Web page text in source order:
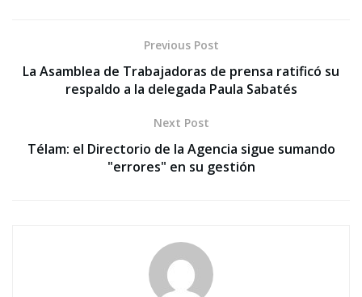
Previous Post
La Asamblea de Trabajadoras de prensa ratificó su
respaldo a la delegada Paula Sabatés
Next Post
Télam: el Directorio de la Agencia sigue sumando
"errores" en su gestión